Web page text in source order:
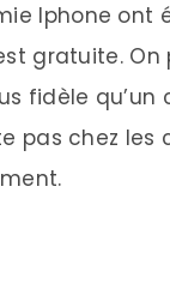
Iphone ont
gratuite.
fidèle
pas chez